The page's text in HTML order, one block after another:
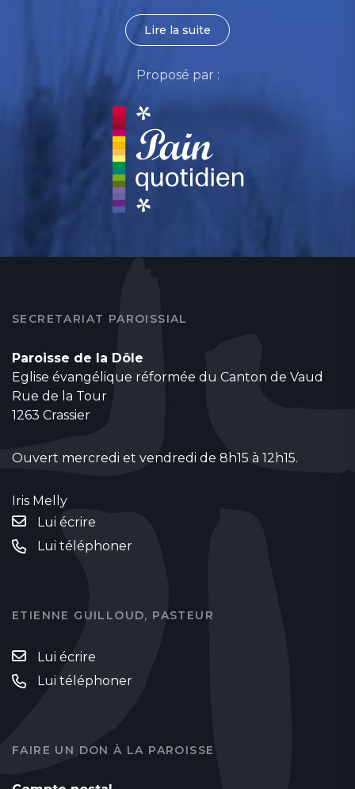
Lire la suite
Proposé par :
SECRETARIAT PAROISSIAL
Paroisse de la Dôle
Eglise évangélique réformée du Canton de Vaud
Rue de la Tour
1263 Crassier
Ouvert mercredi et vendredi de 8h15 à 12h15.
Iris Melly
Lui écrire
Lui téléphoner
ETIENNE GUILLOUD, PASTEUR
Lui écrire
Lui téléphoner
FAIRE UN DON À LA PAROISSE